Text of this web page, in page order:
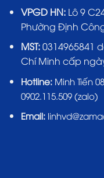
VPGD HN:Lô 9
Phường Định
MST:0314965841
Chí Minh cấp
Hotline: Minh Tiến
0902.115.509 (zalo)
Email: